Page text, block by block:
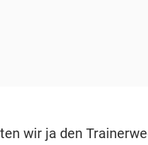
wir ja den